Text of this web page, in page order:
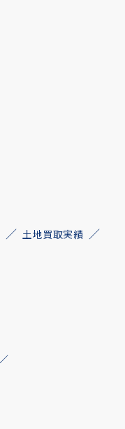
土地買取実績